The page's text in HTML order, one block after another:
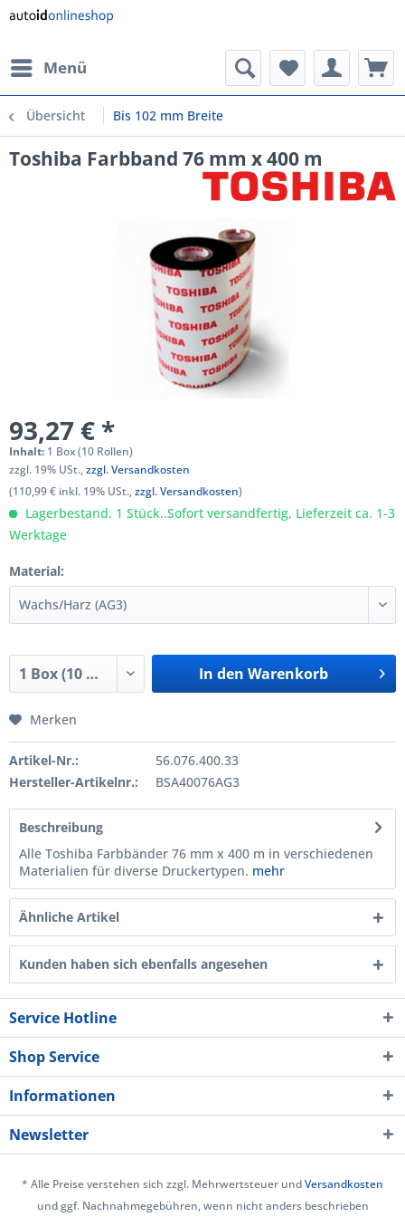
Menü
Übersicht Bis 102 mm Breite
Toshiba Farbband 76 mm x 400 m
93,27 € *
Inhalt: 1 Box (10 Rollen)
zzgl. 19% USt.,zzgl. Versandkosten
(110,99 € inkl. 19% USt.,zzgl. Versandkosten)
Lagerbestand. 1 Stück..Sofort versandfertig, Lieferzeit ca. 1-3
Werktage
Material:
In den Warenkorb
Merken
Artikel-Nr.:
56.076.400.33
Hersteller-Artikelnr.:
BSA40076AG3
Beschreibung
Alle Toshiba Farbbänder 76 mm x 400 m in verschiedenen
Materialien für diverse Druckertypen. mehr
Ähnliche Artikel
Kunden haben sich ebenfalls angesehen
Service Hotline
Shop Service
Informationen
Newsletter
* Alle Preise verstehen sich zzgl. Mehrwertsteuer undVersandkosten
und ggf. Nachnahmegebühren, wenn nicht anders beschrieben